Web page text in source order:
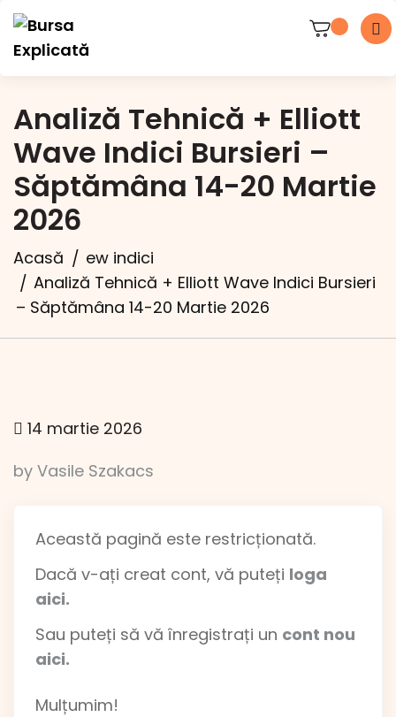
Analiză Tehnică + Elliott
Wave Indici Bursieri –
Săptămâna 14-20 Martie
2026
Acasă
ew indici
Analiză Tehnică + Elliott Wave Indici Bursieri
– Săptămâna 14-20 Martie 2026
14 martie 2026
by Vasile Szakacs
Această pagină este restricționată.
Dacă v-ați creat cont, vă puteți loga
aici.
Sau puteți să vă înregistrați un cont nou
aici.
Mulțumim!